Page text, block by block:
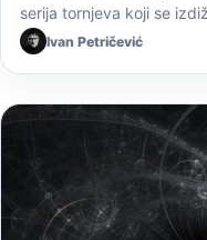
serija tornjeva koji se
Ivan Petričević